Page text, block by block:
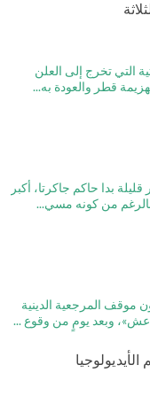
التي تخرج إلى العلن
قطر والعودة به...
بدا حاكم جاكرتا، أكبر
بالرغم من كونه مسي...
موقف المرجعية الدينية
وبعد يومٍ من وقوع ...